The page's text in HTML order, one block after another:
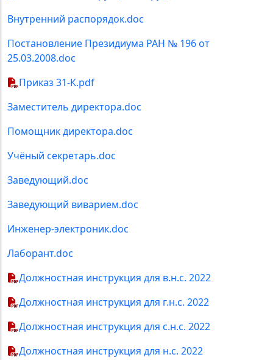
Внутренний распорядок.doc
Постановление Президиума РАН № 196 от
25.03.2008.doc
Приказ 31-К.pdf
Заместитель директора.doc
Помощник директора.doc
Учёный секретарь.doc
Заведующий.doc
Заведующий виварием.doc
Инженер-электроник.doc
Лаборант.doc
Должностная инструкция для в.н.с. 2022
Должностная инструкция для г.н.с. 2022
Должностная инструкция для с.н.с. 2022
Должностная инструкция для н.с. 2022